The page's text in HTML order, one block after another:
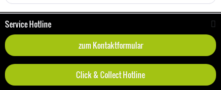
Service Hotline
zum Kontaktformular
Click & Collect Hotline